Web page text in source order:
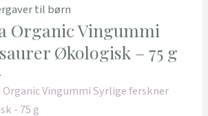
til børn
Organic Vingummi
Økologisk – 75 g